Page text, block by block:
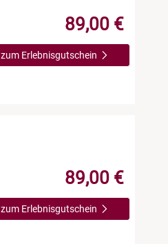
89,00 €
zum Erlebnisgutschein
89,00 €
zum Erlebnisgutschein